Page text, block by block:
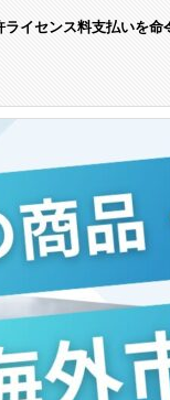
イセンス料支払いを命